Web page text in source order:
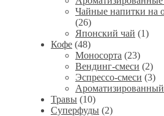
Чайные напитки на
(26)
Японский чай (1)
Кофе (48)
Моносорта (23)
Вендинг-смеси (2)
Эспрессо-смеси (3)
Травы (10)
Суперфуды (2)